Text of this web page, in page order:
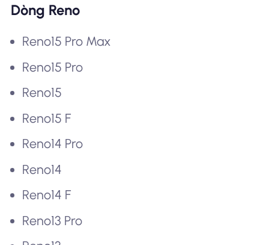
Dòng Reno
Reno15 Pro Max
Reno15 Pro
Reno15
Reno15 F
Reno14 Pro
Reno14
Reno14 F
Reno13 Pro